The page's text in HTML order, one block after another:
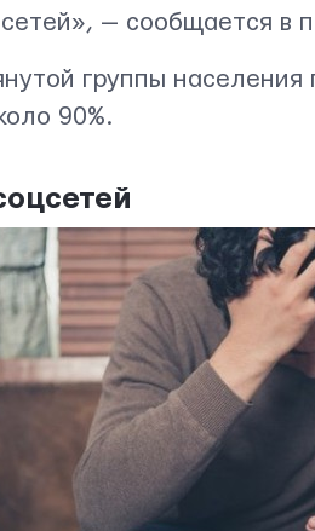
— сообщается в
группы населения
90%.